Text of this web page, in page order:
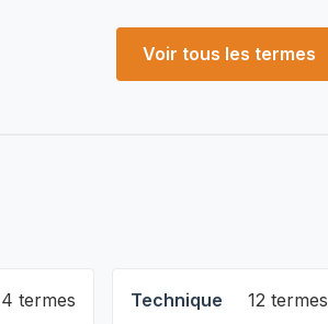
Voir tous les termes
termes Technique 12 termes